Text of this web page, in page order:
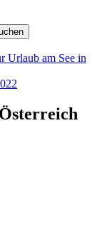
Urlaub am See in